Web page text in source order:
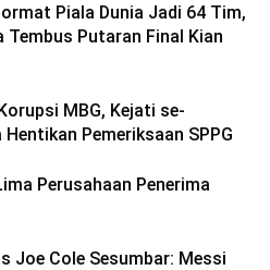
Piala Dunia Jadi 64 Tim,
Tembus Putaran Final Kian
MBG, Kejati se-
Pemeriksaan SPPG
Perusahaan Penerima
Joe Cole Sesumbar: Messi